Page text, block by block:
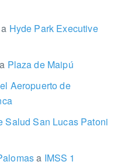
a Hyde Park Executive
a Plaza de Maipú
Aeropuerto de
Salud San Lucas Patoni
a IMSS 1